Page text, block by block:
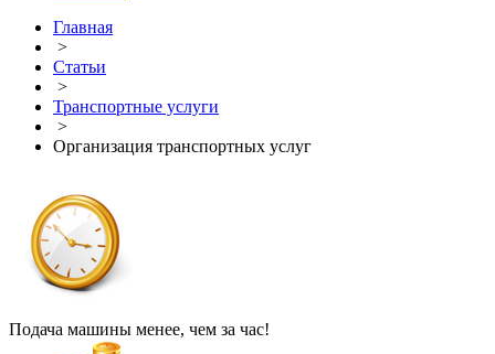
Главная
>
Статьи
>
Транспортные услуги
>
Организация транспортных услуг
Подача машины менее, чем за час!